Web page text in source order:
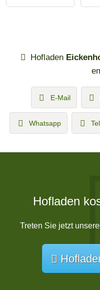
Hofladen
E-Mail
Whatsapp
Hofladen
Treten Sie jetzt